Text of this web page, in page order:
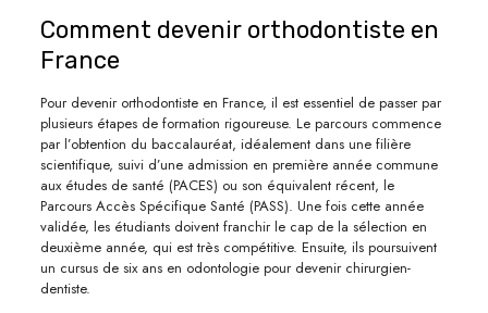
Comment devenir orthodontiste en
France
Pour devenir orthodontiste en France, il est essentiel de passer par
plusieurs étapes de formation rigoureuse. Le parcours commence
par l’obtention du baccalauréat, idéalement dans une filière
scientifique, suivi d’une admission en première année commune
aux études de santé (PACES) ou son équivalent récent, le
Parcours Accès Spécifique Santé (PASS). Une fois cette année
validée, les étudiants doivent franchir le cap de la sélection en
deuxième année, qui est très compétitive. Ensuite, ils poursuivent
un cursus de six ans en odontologie pour devenir chirurgien-
dentiste.